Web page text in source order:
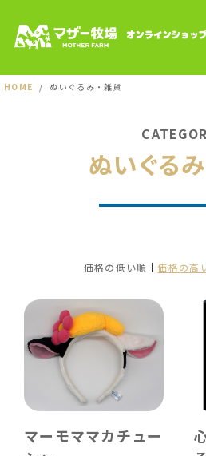
HOME ぬいぐるみ・雑貨
ぬいぐる
価格の低い順 価格の高
マーモママカチュー